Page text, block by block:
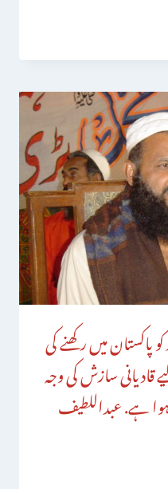
پاکستان میں رکھنے کی
قادیانی سازش کی وجہ
ہے. عبداللطیف